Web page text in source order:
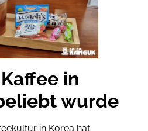
in
wurde
in Korea hat